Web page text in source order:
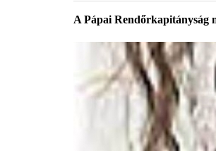
A Pápai Rendőrkapitányság